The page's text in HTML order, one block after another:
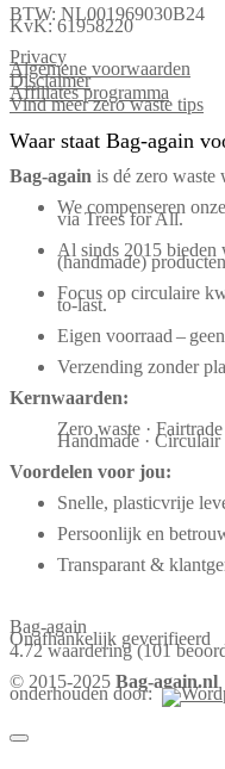
BTW: NL001969030B24
KvK: 61958220
Privacy
Algemene voorwaarden
Disclaimer
Affiliates programma
Vind meer zero waste tips
Waar staat Bag-again
Bag‑again is dé zero waste
We compenseren
via Trees for All.
Al sinds 2015 bieden
(handmade)
Focus op circulaire
to-last.
Eigen voorraad –
Verzending zonder
Kernwaarden:
Zero waste ·
Handmade ·
Voordelen voor jou:
Snelle, plasticvrije
Persoonlijk en
Transparant &
Bag-again
Onafhankelijk geverifieerd
4.72 waardering (101
© 2015-2025 Bag-again.nl
onderhouden door: